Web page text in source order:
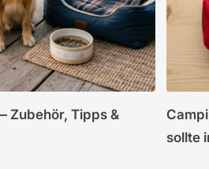
Zubehör, Tipps &
sollte